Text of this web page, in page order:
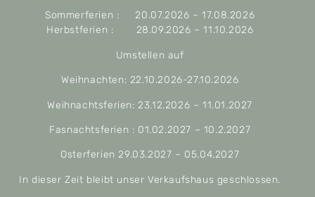
Sommerferien : 20.07.2026 – 17.08.2026
Herbstferien : 28.09.2026 – 11.10.2026
Umstellen auf
Weihnachten: 22.10.2026-27.10.2026
Weihnachtsferien: 23.12.2026 – 11.01.2027
Fasnachtsferien : 01.02.2027 – 10.2.2027
Osterferien 29.03.2027 – 05.04.2027
In dieser Zeit bleibt unser Verkaufshaus geschlossen.